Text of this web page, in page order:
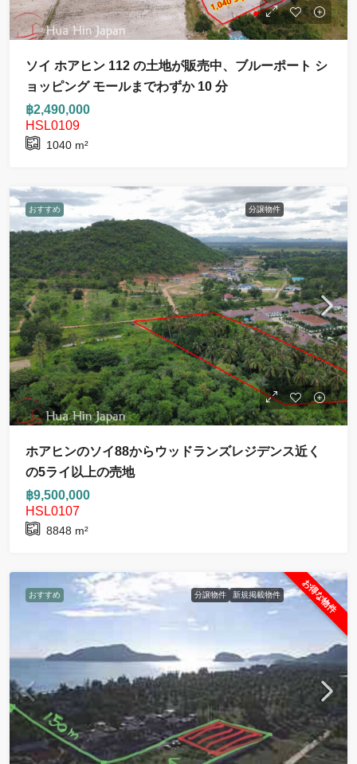
ソイ ホアヒン 112 の土地が販売中、ブルーポート シ
ョッピング モールまでわずか 10 分
฿2,490,000
HSL0109
1040 m²
おすすめ 分譲物件
ホアヒンのソイ88からウッドランズレジデンス近く
の5ライ以上の売地
฿9,500,000
HSL0107
8848 m²
おすすめ 分譲物件 お得な物件
新規掲載物件